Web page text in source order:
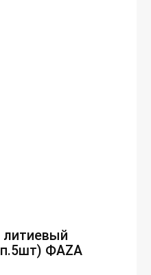
литиевый
ФАZА